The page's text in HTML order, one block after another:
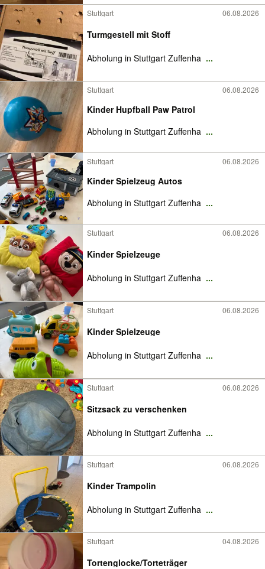
Stuttgart 06.08.2026
Turmgestell mit Stoff
Abholung in Stuttgart Zuffenha ...
Stuttgart 06.08.2026
Kinder Hupfball Paw Patrol
Abholung in Stuttgart Zuffenha ...
Stuttgart 06.08.2026
Kinder Spielzeug Autos
Abholung in Stuttgart Zuffenha ...
Stuttgart 06.08.2026
Kinder Spielzeuge
Abholung in Stuttgart Zuffenha ...
Stuttgart 06.08.2026
Kinder Spielzeuge
Abholung in Stuttgart Zuffenha ...
Stuttgart 06.08.2026
Sitzsack zu verschenken
Abholung in Stuttgart Zuffenha ...
Stuttgart 06.08.2026
Kinder Trampolin
Abholung in Stuttgart Zuffenha ...
Stuttgart 04.08.2026
Tortenglocke/Torteträger